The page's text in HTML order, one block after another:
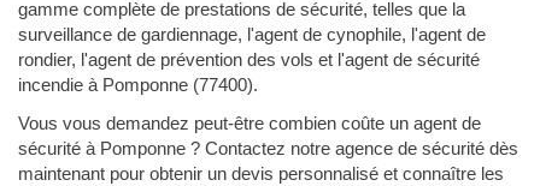
gamme complète de prestations de sécurité, telles que la
surveillance de gardiennage, l'agent de cynophile, l'agent de
rondier, l'agent de prévention des vols et l'agent de sécurité
incendie à Pomponne (77400).
Vous vous demandez peut-être combien coûte un agent de
sécurité à Pomponne ? Contactez notre agence de sécurité dès
maintenant pour obtenir un devis personnalisé et connaître les